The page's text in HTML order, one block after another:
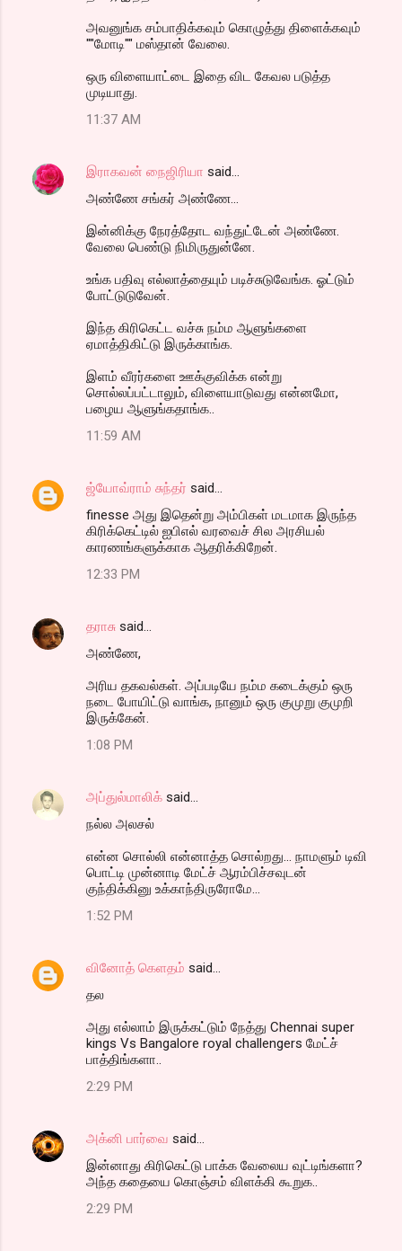
அவனுங்க சம்பாதிக்கவும் கொழுத்து திளைக்கவும்
""மோடி"" மஸ்தான் வேலை.
ஒரு விளையாட்டை இதை விட கேவல படுத்த
முடியாது.
11:37 AM
இராகவன் நைஜிரியா said…
அண்ணே சங்கர் அண்ணே...
இன்னிக்கு நேரத்தோட வந்துட்டேன் அண்ணே.
வேலை பெண்டு நிமிருதுன்னே.
உங்க பதிவு எல்லாத்தையும் படிச்சுடுவேங்க. ஓட்டும்
போட்டுடுவேன்.
இந்த கிரிகெட்ட வச்சு நம்ம ஆளுங்களை
ஏமாத்திகிட்டு இருக்காங்க.
இளம் வீரர்களை ஊக்குவிக்க என்று
சொல்லப்பட்டாலும், விளையாடுவது என்னமோ,
பழைய ஆளுங்கதாங்க..
11:59 AM
ஜ்யோவ்ராம் சுந்தர் said…
finesse அது இதென்று அம்பிகள் மடமாக இருந்த
கிரிக்கெட்டில் ஐபிஎல் வரவைச் சில அரசியல்
காரணங்களுக்காக ஆதரிக்கிறேன்.
12:33 PM
தராசு said…
அண்ணே,
அரிய தகவல்கள். அப்படியே நம்ம கடைக்கும் ஒரு
நடை போயிட்டு வாங்க, நானும் ஒரு குமுறு குமுறி
இருக்கேன்.
1:08 PM
அப்துல்மாலிக் said…
நல்ல அலசல்
என்ன சொல்லி என்னாத்த சொல்றது... நாமளும் டிவி
பொட்டி முன்னாடி மேட்ச் ஆரம்பிச்சவுடன்
குந்திக்கினு உக்காந்திருரோமே...
1:52 PM
வினோத் கெளதம் said…
தல
அது எல்லாம் இருக்கட்டும் நேத்து Chennai super
kings Vs Bangalore royal challengers மேட்ச்
பாத்திங்களா..
2:29 PM
அக்னி பார்வை said…
இன்னாது கிரிகெட்டு பாக்க வேலைய வுட்டிங்களா?
அந்த கதையை கொஞ்சம் விளக்கி கூறுக..
2:29 PM